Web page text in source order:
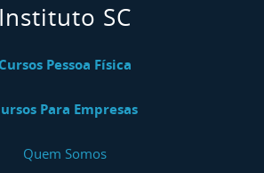
Instituto SC
Cursos Pessoa Física
Para Empresas
Quem Somos